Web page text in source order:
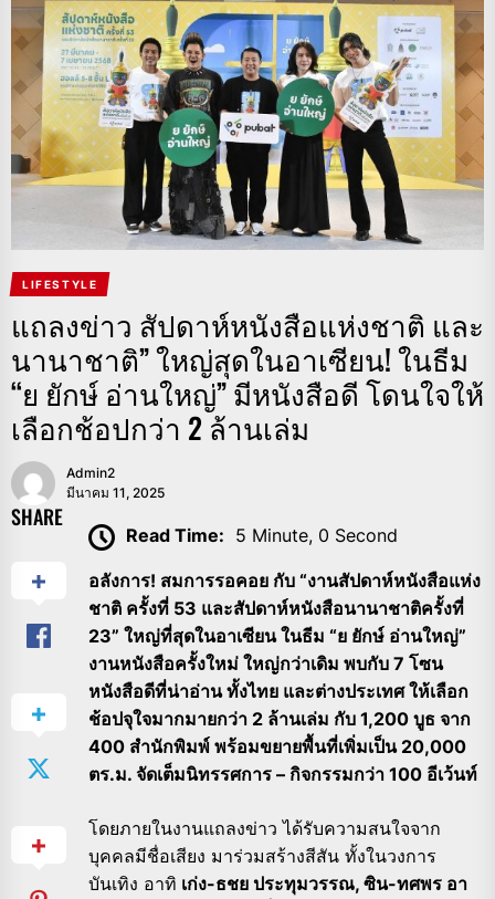
LIFESTYLE
แถลงข่าว สัปดาห์หนังสือแห่งชาติ และ
นานาชาติ” ใหญ่สุดในอาเซียน! ในธีม
“ย ยักษ์ อ่านใหญ่” มีหนังสือดี โดนใจให้
เลือกช้อปกว่า 2 ล้านเล่ม
Admin2
มีนาคม 11, 2025
SHARE
Read Time: 5 Minute, 0 Second
อลังการ! สมการรอคอย กับ “งานสัปดาห์หนังสือแห่ง
ชาติ ครั้งที่ 53 และสัปดาห์หนังสือนานาชาติครั้งที่
23” ใหญ่ที่สุดในอาเซียน ในธีม “ย ยักษ์ อ่านใหญ่”
งานหนังสือครั้งใหม่ ใหญ่กว่าเดิม พบกับ 7 โซน
หนังสือดีที่น่าอ่าน ทั้งไทย และต่างประเทศ ให้เลือก
ช้อปจุใจมากมายกว่า 2 ล้านเล่ม กับ 1,200 บูธ จาก
400 สำนักพิมพ์ พร้อมขยายพื้นที่เพิ่มเป็น 20,000
ตร.ม. จัดเต็มนิทรรศการ – กิจกรรมกว่า 100 อีเว้นท์
โดยภายในงานแถลงข่าว ได้รับความสนใจจาก
บุคคลมีชื่อเสียง มาร่วมสร้างสีสัน ทั้งในวงการ
บันเทิง อาทิ เก่ง-ธชย ประทุมวรรณ, ซิน-ทศพร อา